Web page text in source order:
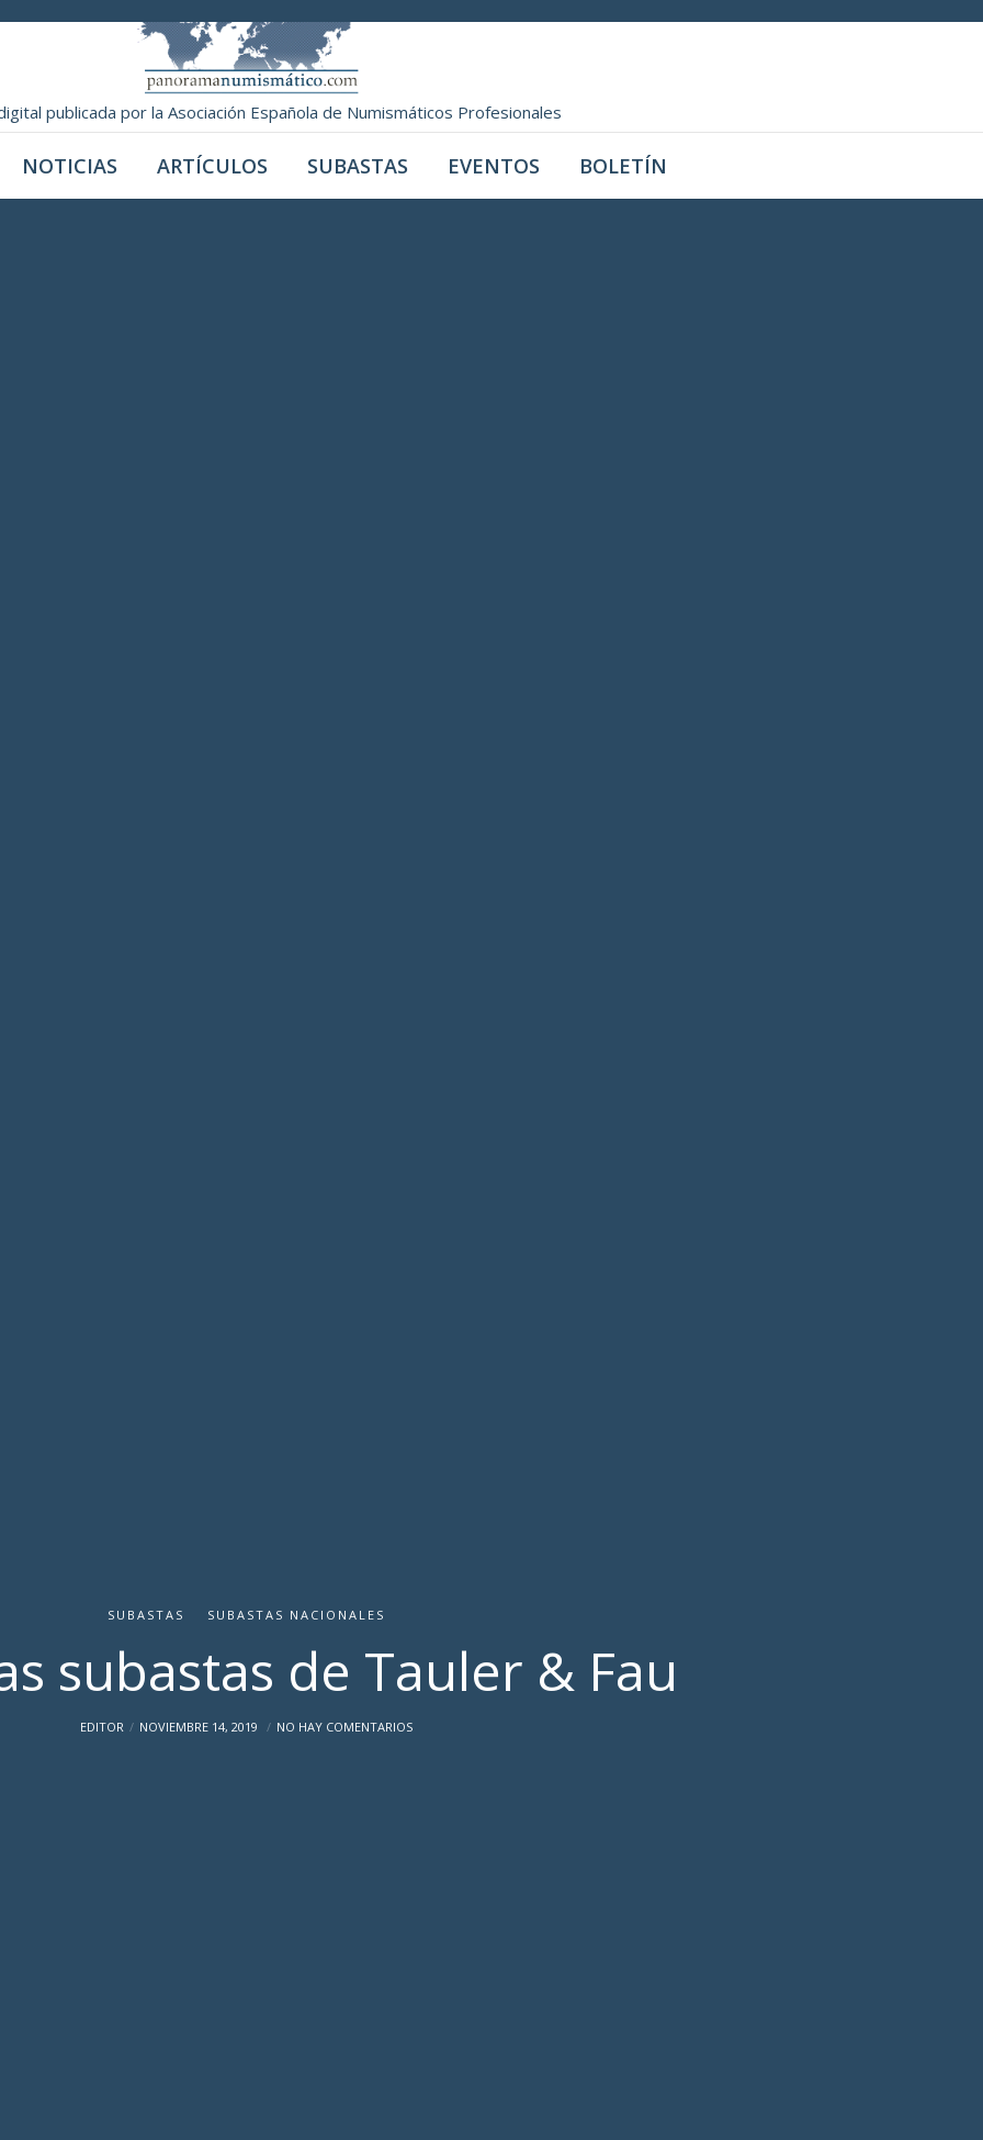
publicada por la Asociación Española de Numismáticos Profesionales
NOTICIAS ARTÍCULOS SUBASTAS EVENTOS BOLETÍN
SUBASTAS SUBASTAS NACIONALES
subastas de Tauler & Fau
EDITOR NOVIEMBRE 14, 2019 NO HAY COMENTARIOS